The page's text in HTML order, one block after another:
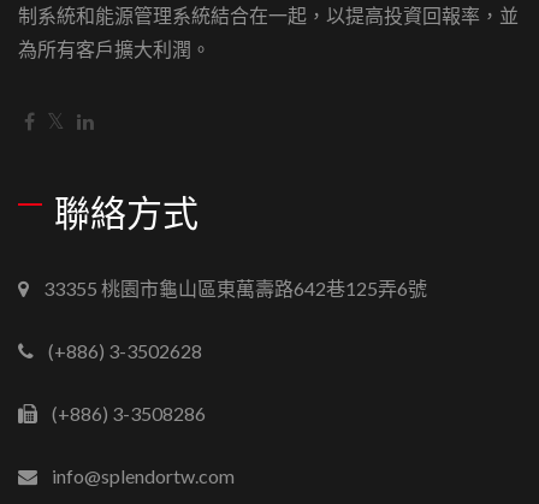
制系統和能源管理系統結合在一起，以提高投資回報率，並
為所有客戶擴大利潤。
聯絡方式
33355 桃園市龜山區東萬壽路642巷125弄6號
(+886) 3-3502628
(+886) 3-3508286
info@splendortw.com